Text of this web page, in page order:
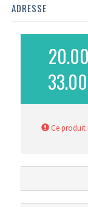
ADRESSE
33.00
Ce produit